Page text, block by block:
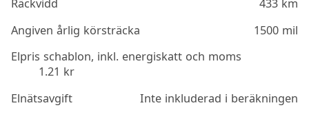
Räckvidd
433 km
Angiven årlig körsträcka
1500 mil
Elpris schablon, inkl. energiskatt och moms
1.21 kr
Elnätsavgift
Inte inkluderad i beräkningen